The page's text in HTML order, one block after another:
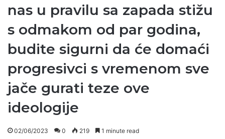
nas u pravilu sa zapada stižu
s odmakom od par godina,
budite sigurni da će domaći
progresivci s vremenom sve
jače gurati teze ove
ideologije
02/06/2023 0 219 1 minute read